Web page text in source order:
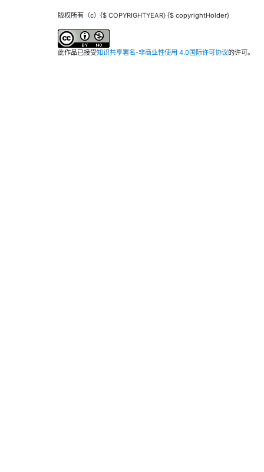
版权所有（c）{$ COPYRIGHTYEAR} {$ copyrightHolder}
此作品已接受知识共享署名-非商业性使用 4.0国际许可协议的许可。